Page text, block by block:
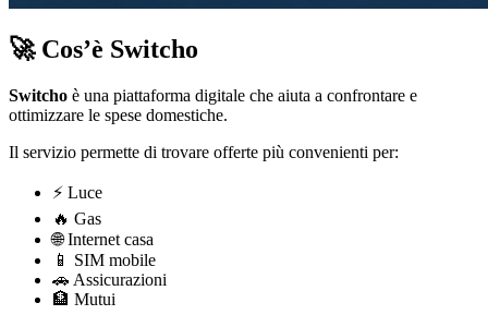
🚀 Cos’è Switcho
Switcho è una piattaforma digitale che aiuta a confrontare e
ottimizzare le spese domestiche.
Il servizio permette di trovare offerte più convenienti per:
⚡ Luce
🔥 Gas
🌐 Internet casa
📱 SIM mobile
🚗 Assicurazioni
🏦 Mutui